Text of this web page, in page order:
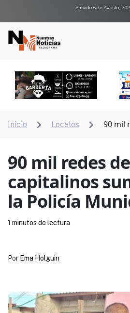
Sábado 8 de Agosto,
Inicio  Locales 
90 mil
90 mil redes de
capitalinos
la Policía
Por Ema Holguin
1 minutos de lectura